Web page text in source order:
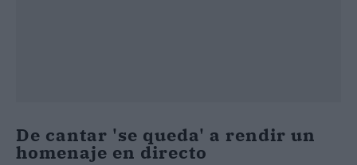
De cantar 'se queda' a rendir un
homenaje en directo